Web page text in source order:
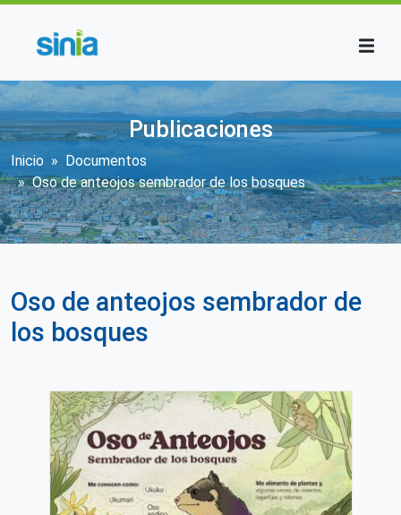
Publicaciones
Sobrescribir enlaces de ayuda a la
Inicio
Documentos
Oso de anteojos sembrador de los bosques
Oso de anteojos sembrador de
los bosques